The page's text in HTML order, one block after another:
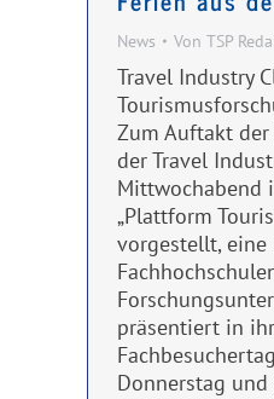
News Von TSP
Travel Industry
Zum Auftakt der
der Travel
Mittwochabend
„Plattform
vorgestellt,
präsentiert in
Donnerstag